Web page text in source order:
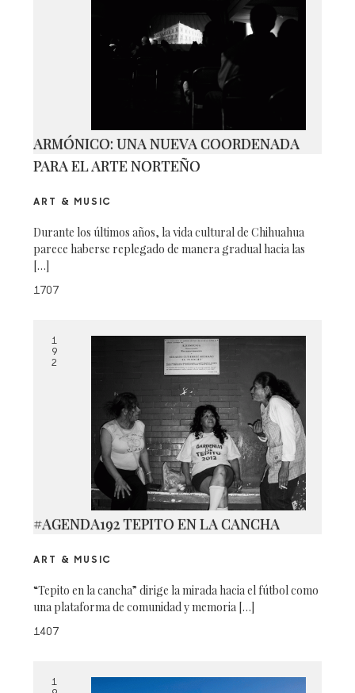
ARMÓNICO: UNA NUEVA COORDENADA
PARA EL ARTE NORTEÑO
ART & MUSIC
Durante los últimos años, la vida cultural de Chihuahua
parece haberse replegado de manera gradual hacia las
[…]
1707
1
9
2
#AGENDA192 TEPITO EN LA CANCHA
ART & MUSIC
“Tepito en la cancha” dirige la mirada hacia el fútbol como
una plataforma de comunidad y memoria […]
1407
1